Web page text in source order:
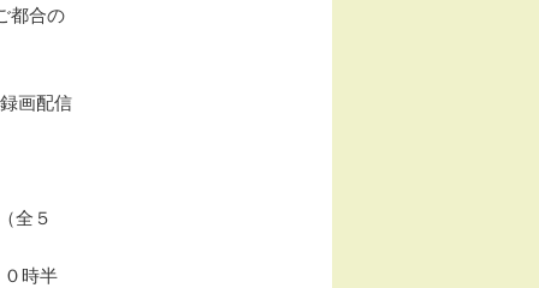
都合の
画配信
全５
時半